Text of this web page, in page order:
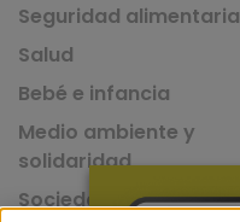
Seguridad alimentaria
Salud
Bebé e infancia
Medio ambiente y
solidaridad
Sociedad y consumo